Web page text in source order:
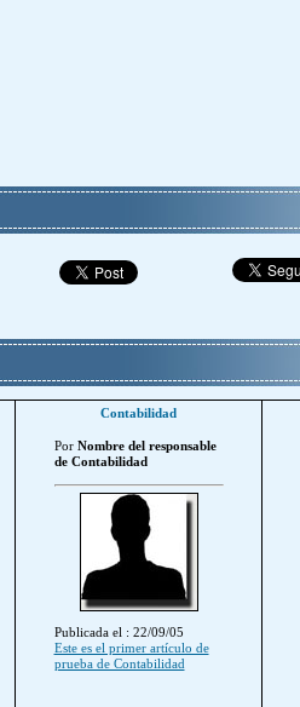
Contabilidad
Por Nombre del responsable
de Contabilidad
Publicada el : 22/09/05
Este es el primer artículo de
prueba de Contabilidad